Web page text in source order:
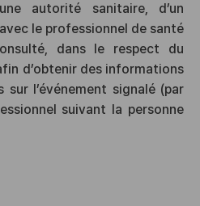
autorité sanitaire, d’un
le professionnel de santé
dans le respect du
d’obtenir des informations
sur l’événement signalé (par
suivant la personne